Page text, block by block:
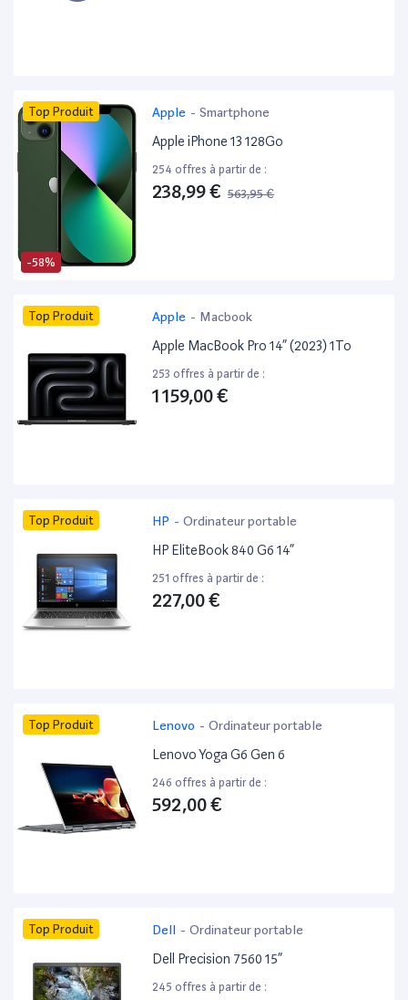
-58%
Top Produit Apple - Smartphone
Apple iPhone 13 128Go
254 offres à partir de :
238,99 € 563,95 €
Top Produit Apple - Macbook
Apple MacBook Pro 14” (2023) 1To
253 offres à partir de :
1 159,00 €
Top Produit HP - Ordinateur portable
HP EliteBook 840 G6 14”
251 offres à partir de :
227,00 €
Top Produit Lenovo - Ordinateur portable
Lenovo Yoga G6 Gen 6
246 offres à partir de :
592,00 €
Top Produit Dell - Ordinateur portable
Dell Precision 7560 15”
245 offres à partir de :